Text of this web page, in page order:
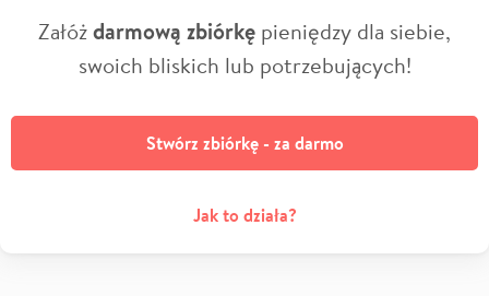
Załóżdarmową zbiórkę pieniędzy dla siebie,
swoich bliskich lub potrzebujących!
Stwórz zbiórkę - za darmo
Jak to działa?